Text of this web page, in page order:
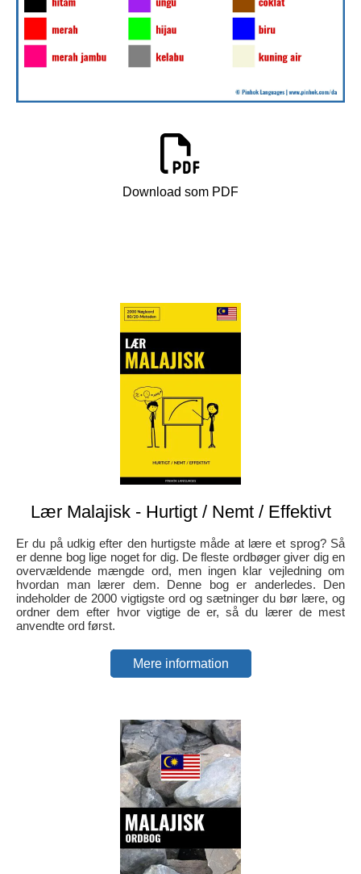
Download som PDF
Lær Malajisk - Hurtigt / Nemt / Effektivt
Er du på udkig efter den hurtigste måde at lære et sprog? Så
er denne bog lige noget for dig. De fleste ordbøger giver dig en
overvældende mængde ord, men ingen klar vejledning om
hvordan man lærer dem. Denne bog er anderledes. Den
indeholder de 2000 vigtigste ord og sætninger du bør lære, og
ordner dem efter hvor vigtige de er, så du lærer de mest
anvendte ord først.
Mere information